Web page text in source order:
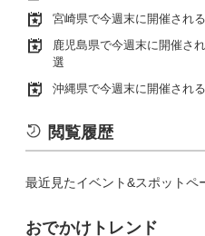
宮崎県で今週末に開催され
鹿児島県で今週末に開催さ
選
沖縄県で今週末に開催され
閲覧履歴
最近見たイベント&スポットペ
おでかけトレンド